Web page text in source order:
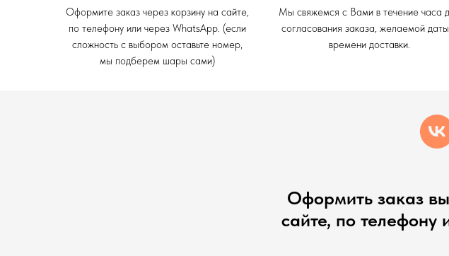
Оформите заказ через корзину на сайте,
по телефону или через WhatsApp. (если
сложность с выбором оставьте номер,
мы подберем шары сами)
Мы свяжемся с Вами в течение часа
согласования заказа, желаемой
времени доставки.
Оформить заказ
сайте, по